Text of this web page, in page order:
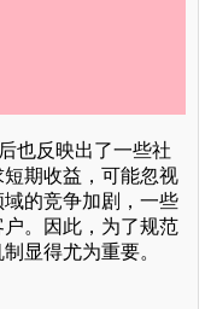
也反映出了一些社
期收益，可能忽视
的竞争加剧，一些
。因此，为了规范
显得尤为重要。